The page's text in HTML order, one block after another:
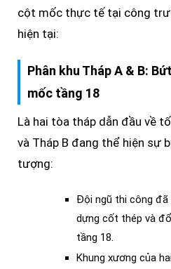
cột mốc thực tế tại công
hiện tại:
Phân khu Tháp A & B:
mốc tầng 18
Là hai tòa tháp dẫn đầu về
và Tháp B đang thể hiện sự
tượng:
Đội ngũ thi công đã
dựng cốt thép và
tầng 18.
Khung xương của